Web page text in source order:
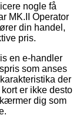
nogle få
MK.II Operator
din handel,
pris.
en e-handler
som anses
der
er ikke desto
dig som